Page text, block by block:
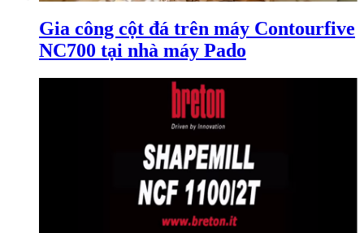
Gia công cột đá trên máy Contourfive
NC700 tại nhà máy Pado